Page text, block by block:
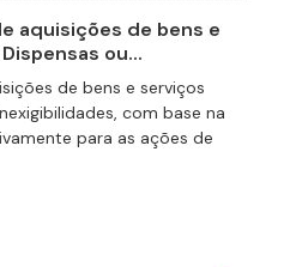
aquisições de bens e
ou...
de bens e serviços
com base na
para as ações de